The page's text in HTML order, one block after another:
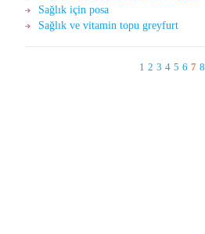
Sağlık için posa
Sağlık ve vitamin topu greyfurt
1 2 3 4 5 6 7 8